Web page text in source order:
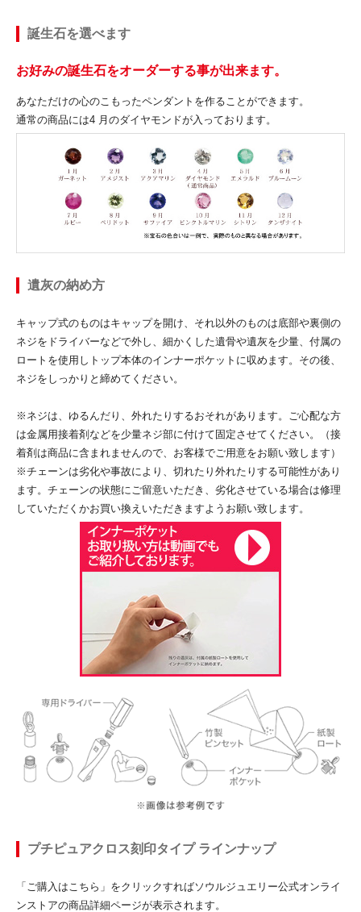
誕生石を選べます
お好みの誕生石をオーダーする事が出来ます。
あなただけの心のこもったペンダントを作ることができます。
通常の商品には4 月のダイヤモンドが入っております。
遺灰の納め方
キャップ式のものはキャップを開け、それ以外のものは底部や裏側の
ネジをドライバーなどで外し、細かくした遺骨や遺灰を少量、付属の
ロートを使用しトップ本体のインナーポケットに収めます。その後、
ネジをしっかりと締めてください。
※ネジは、ゆるんだり、外れたりするおそれがあります。ご心配な方
は金属用接着剤などを少量ネジ部に付けて固定させてください。（接
着剤は商品に含まれませんので、お客様でご用意をお願い致します）
※チェーンは劣化や事故により、切れたり外れたりする可能性があり
ます。チェーンの状態にご留意いただき、劣化させている場合は修理
していただくかお買い換えいただきますようお願い致します。
プチピュアクロス刻印タイプ ラインナップ
「ご購入はこちら」をクリックすればソウルジュエリー公式オンライ
ンストアの商品詳細ページが表示されます。